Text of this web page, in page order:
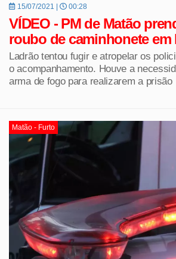
15/07/2021 | 00:28
VÍDEO - PM de Matão
roubo de caminhonete em
Ladrão tentou fugir e atropelar os
o acompanhamento. Houve a
arma de fogo para realizarem a prisão
Matão - Furto